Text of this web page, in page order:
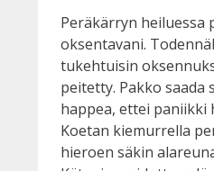
Peräkärryn heiluessa
oksentavani.
tukehtuisin
peitetty. Pakko saada
happea, ettei paniikki
Koetan kiemurrella
hieroen säkin